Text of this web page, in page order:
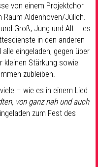
von einem Projektchor
Aldenhoven/Jülich.
Groß, Jung und Alt – es
in den anderen
eingeladen, gegen über
kleinen Stärkung sowie
zubleiben.
– wie es in einem Lied
von ganz nah und auch
zum Fest des